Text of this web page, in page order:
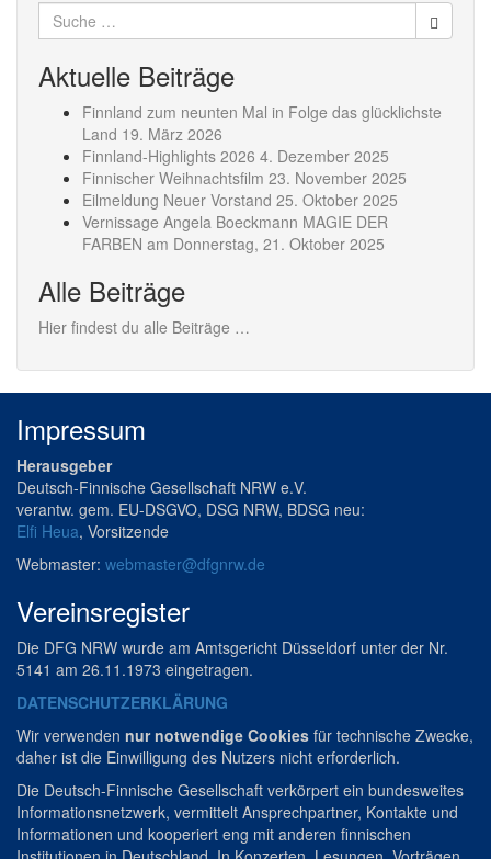
Suche
nach:
Aktuelle Beiträge
Finnland zum neunten Mal in Folge das glücklichste
Land 19. März 2026
Finnland-Highlights 2026 4. Dezember 2025
Finnischer Weihnachtsfilm 23. November 2025
Eilmeldung Neuer Vorstand 25. Oktober 2025
Vernissage Angela Boeckmann MAGIE DER
FARBEN am Donnerstag, 21. Oktober 2025
Alle Beiträge
Hier findest du alle Beiträge …
Impressum
Herausgeber
Deutsch-Finnische Gesellschaft NRW e.V.
verantw. gem. EU-DSGVO, DSG NRW, BDSG neu:
Elfi Heua, Vorsitzende
Webmaster: webmaster@dfgnrw.de
Vereinsregister
Die DFG NRW wurde am Amtsgericht Düsseldorf unter der Nr.
5141 am 26.11.1973 eingetragen.
DATENSCHUTZERKLÄRUNG
Wir verwenden nur notwendige Cookies für technische Zwecke,
daher ist die Einwilligung des Nutzers nicht erforderlich.
Die Deutsch-Finnische Gesellschaft verkörpert ein bundesweites
Informationsnetzwerk, vermittelt Ansprechpartner, Kontakte und
Informationen und kooperiert eng mit anderen finnischen